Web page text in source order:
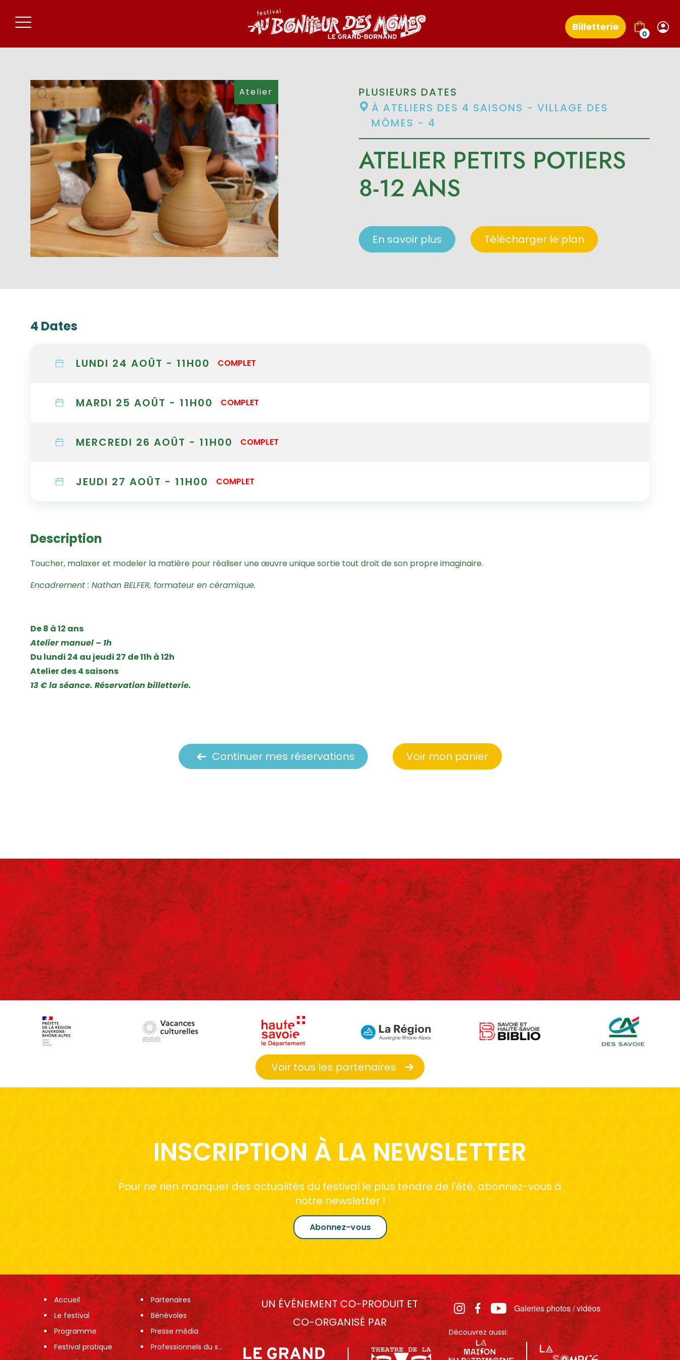
Billetterie
0
Atelier
PLUSIEURS DATES
À ATELIERS DES 4 SAISONS - VILLAGE DES
MÔMES - 4
ATELIER PETITS POTIERS
8-12 ANS
Télécharger le plan
En savoir plus
4 Dates
LUNDI 24 AOÛT - 11H00 COMPLET
MARDI 25 AOÛT - 11H00 COMPLET
MERCREDI 26 AOÛT - 11H00 COMPLET
JEUDI 27 AOÛT - 11H00 COMPLET
Description
Toucher, malaxer et modeler la matière pour réaliser une œuvre unique sortie tout droit de son propre imaginaire.
Encadrement : Nathan BELFER, formateur en céramique.
De 8 à 12 ans
Atelier manuel – 1h
Du lundi 24 au jeudi 27 de 11h à 12h
Atelier des 4 saisons
13 € la séance. Réservation billetterie.
Continuer mes réservations Voir mon panier
Voir tous les partenaires
INSCRIPTION À LA NEWSLETTER
Pour ne rien manquer des actualités du festival le plus tendre de l'été, abonnez-vous à
notre newsletter !
Abonnez-vous
Accueil
Le festival
Programme
Festival pratique
Partenaires
Bénévoles
Presse média
Professionnels du spectacle
UN ÉVÉNEMENT CO-PRODUIT ET
CO-ORGANISÉ PAR
Galeries photos / vidéos
Découvrez aussi: